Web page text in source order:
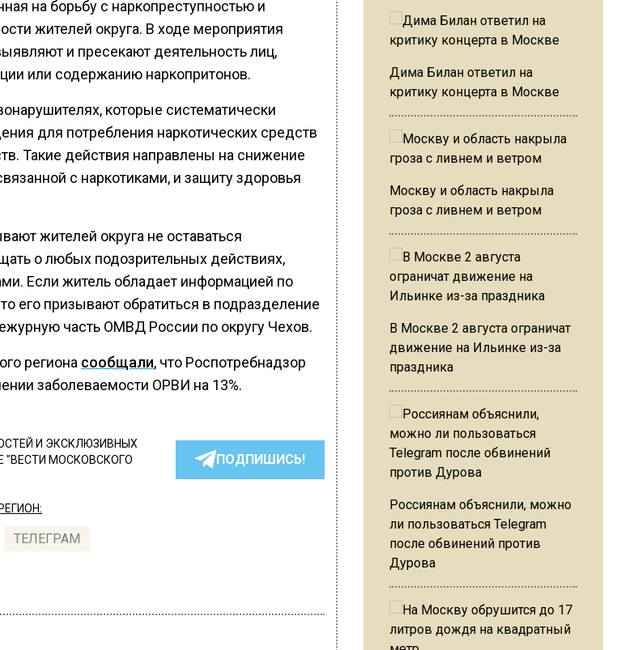
на борьбу с наркопреступностью и
жителей округа. В ходе мероприятия
и пресекают деятельность лиц,
или содержанию наркопритонов.
которые систематически
для потребления наркотических средств
Такие действия направлены на снижение
с наркотиками, и защиту здоровья
жителей округа не оставаться
о любых подозрительных действиях,
Если житель обладает информацией по
его призывают обратиться в подразделение
часть ОМВД России по округу Чехов.
региона сообщали, что Роспотребнадзор
заболеваемости ОРВИ на 13%.
И ЭКСКЛЮЗИВНЫХ
"ВЕСТИ МОСКОВСКОГО
ПОДПИШИСЬ!
ТЕЛЕГРАМ
Дима Билан ответил на
критику концерта в Москве
Москву и область накрыла
гроза с ливнем и ветром
В Москве 2 августа ограничат
движение на Ильинке из-за
праздника
Россиянам объяснили, можно
ли пользоваться Telegram
после обвинений против
Дурова